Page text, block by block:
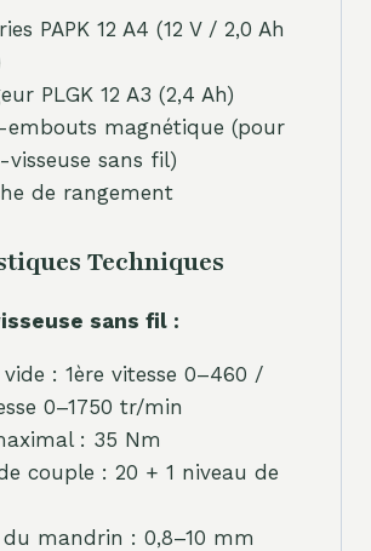
PAPK 12 A4 (12 V / 2,0 Ah
PLGK 12 A3 (2,4 Ah)
embouts magnétique (pour
visseuse sans fil)
de rangement
Techniques
sans fil :
vide : 1ère vitesse 0–460 /
0–1750 tr/min
: 35 Nm
couple : 20 + 1 niveau de
du mandrin : 0,8–10 mm